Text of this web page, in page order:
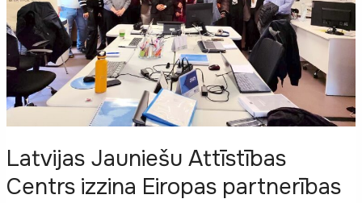
Latvijas Jauniešu Attīstības
Centrs izzina Eiropas partnerības